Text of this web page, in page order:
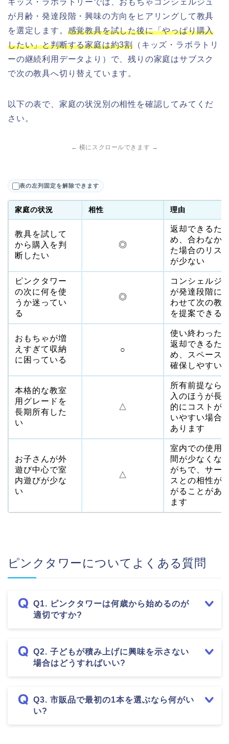
キッズ・ラボラトリーでは、おもちゃコンシェルジュ
が月齢・発達段階・興味の方向をヒアリングして教具
を選定します。 感覚教具を試した後に「やっぱり購入
したい」と判断する家庭は約3割 （キッズ・ラボラトリ
ーの継続利用データより）で、残りの家庭はサブスク
で次の教具へ切り替えています。
以下の表で、家庭の状況別の相性を確認してみてくだ
さい。
← 横にスクロールできます →
表の左列固定を解除できます
家庭の状況 相性 理由
教具を試して
から購入を判
断したい
◎
返却できるた
め、合わなか
た場合のリス
が少ない
ピンクタワー
の次に何を使
うか迷ってい
る
◎
コンシェルジ
が発達段階に
わせて次の教
を提案できる
おもちゃが増
えすぎて収納
に困っている
○
使い終わった
返却できるた
め、スペース
確保しやすい
本格的な教室
用グレードを
長期所有した
い
△
所有前提なら
入のほうが長
的にコストが
いやすい場合
あります
お子さんが外
遊び中心で室
内遊びが少な
い
△
室内での使用
間が少なくな
がちで、サー
スとの相性が
がることがあ
ます
ピンクタワーについてよくある質問
Q1. ピンクタワーは何歳から始めるのが
適切ですか?
Q2. 子どもが積み上げに興味を示さない
場合はどうすればいい?
Q3. 市販品で最初の1本を選ぶなら何がい
い?